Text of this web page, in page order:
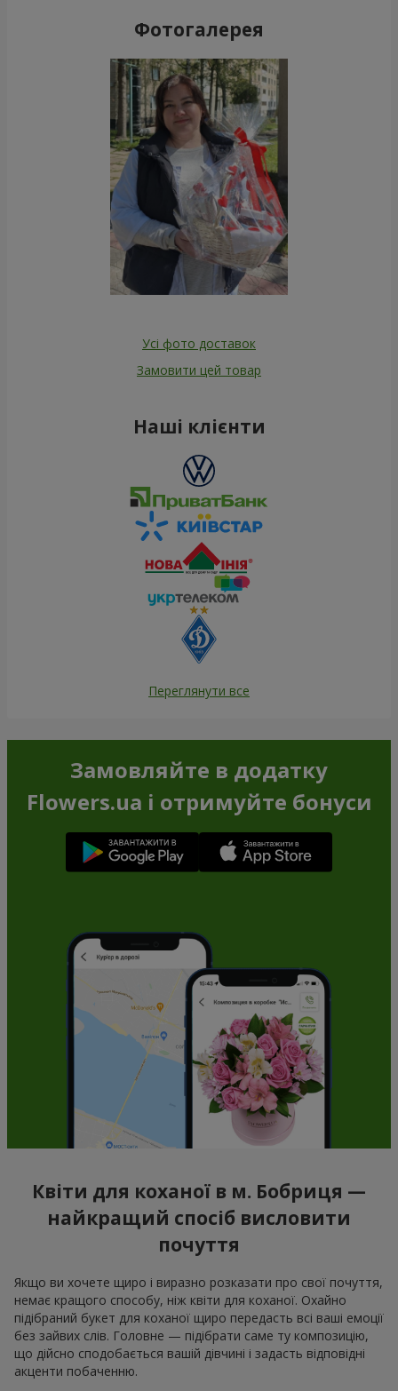
Фотогалерея
Усі фото доставок
Замовити цей товар
Наші клієнти
Переглянути все
Замовляйте в додатку
Flowers.ua і отримуйте бонуси
Квіти для коханої в м. Бобриця —
найкращий спосіб висловити
почуття
Якщо ви хочете щиро і виразно розказати про свої почуття,
немає кращого способу, ніж квіти для коханої. Охайно
підібраний букет для коханої щиро передасть всі ваші емоції
без зайвих слів. Головне — підібрати саме ту композицію,
що дійсно сподобається вашій дівчині і задасть відповідні
акценти побаченню.